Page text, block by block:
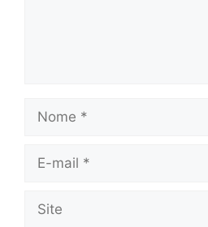
Nome
Site